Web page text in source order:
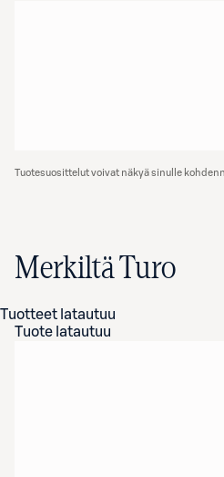
Tuotesuosittelut voivat näkyä sinulle
Merkiltä Turo
Tuotteet latautuu
Tuote latautuu